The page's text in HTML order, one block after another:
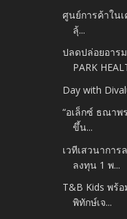
ศูนย์การค้าใน
ลุ้...
ปลดปล่อยอาร
PARK
Day with
“อเล็กซ์ ธณาพ
ขึ้น...
เวทีเสวนากา
ลงทุน 1 พ...
T&B Kids พร้
พิทักษ์เจ...